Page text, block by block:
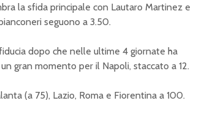
la sfida principale con Lautaro Martinez e
seguono a 3.50.
dopo che nelle ultime 4 giornate ha
gran momento per il Napoli, staccato a 12.
(a 75), Lazio, Roma e Fiorentina a 100.